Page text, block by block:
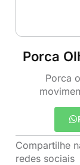
Porca
Porca
Compartilhe
redes sociais